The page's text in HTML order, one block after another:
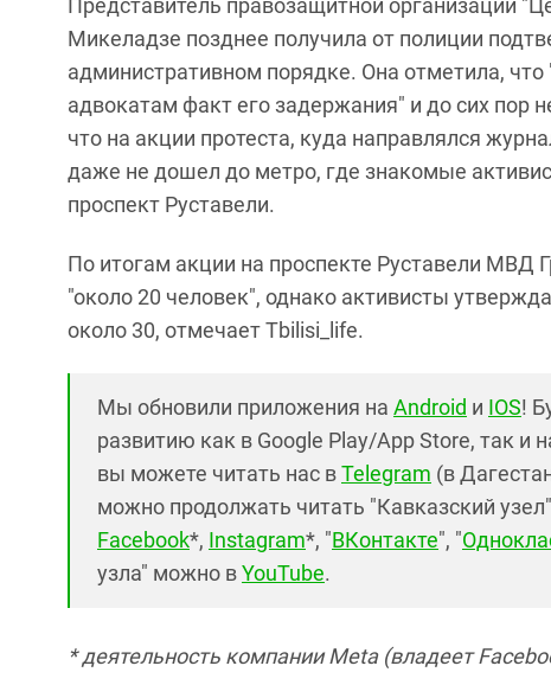
Представитель правозащитной организации
Микеладзе позднее получила от полиции
административном порядке. Она отметила,
адвокатам факт его задержания" и до сих пор
что на акции протеста, куда направлялся
даже не дошел до метро, где знакомые
проспект Руставели.
По итогам акции на проспекте Руставели МВД
"около 20 человек", однако активисты
около 30, отмечает Tbilisi_life.
Мы обновили приложения на Android и IOS!
развитию как в Google Play/App Store, так и
вы можете читать нас вTelegram (в
можно продолжать читать "Кавказский
Facebook*, Instagram*, "ВКонтакте", "
узла" можно вYouTube.
* деятельность компании Meta (владеет